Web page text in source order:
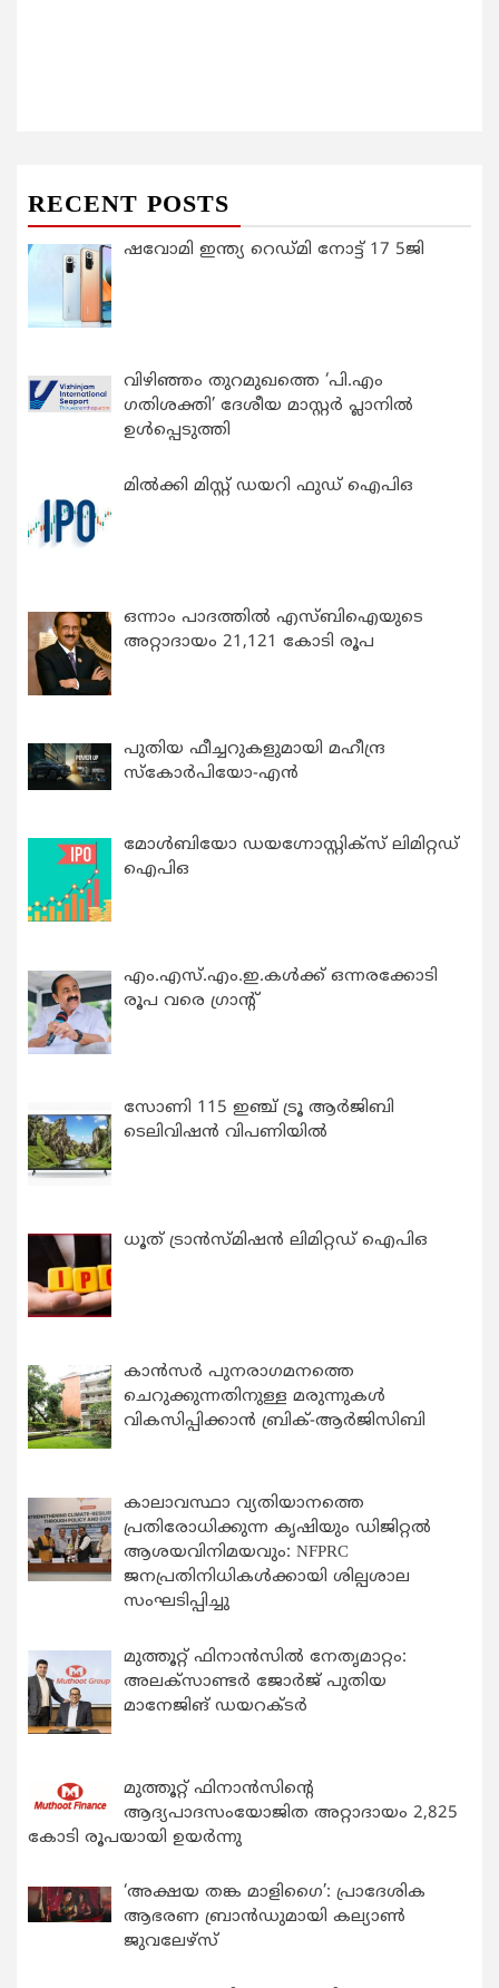
RECENT POSTS
ഷവോമി ഇന്ത്യ റെഡ്മി നോട്ട് 17 5ജി
വിഴിഞ്ഞം തുറമുഖത്തെ ‘പി.എം
ഗതിശക്തി’ ദേശീയ മാസ്റ്റർ പ്ലാനിൽ
ഉൾപ്പെടുത്തി
മിൽക്കി മിസ്റ്റ് ഡയറി ഫുഡ് ഐപിഒ
ഒന്നാം പാദത്തിൽ എസ്ബിഐയുടെ
അറ്റാദായം 21,121 കോടി രൂപ
പുതിയ ഫീച്ചറുകളുമായി മഹീന്ദ്ര
സ്കോർപിയോ-എൻ
മോൾബിയോ ഡയഗ്നോസ്റ്റിക്സ് ലിമിറ്റഡ്
ഐപിഒ
എം.എസ്.എം.ഇ.കൾക്ക് ഒന്നരക്കോടി
രൂപ വരെ ഗ്രാന്റ്
സോണി 115 ഇഞ്ച് ട്രൂ ആർജിബി
ടെലിവിഷൻ വിപണിയിൽ
ധൂത് ട്രാൻസ്മിഷൻ ലിമിറ്റഡ് ഐപിഒ
കാന്‍സര്‍ പുനരാഗമനത്തെ
ചെറുക്കുന്നതിനുള്ള മരുന്നുകള്‍
വികസിപ്പിക്കാന്‍ ബ്രിക്-ആര്‍ജിസിബി
കാലാവസ്ഥാ വ്യതിയാനത്തെ
പ്രതിരോധിക്കുന്ന കൃഷിയും ഡിജിറ്റൽ
ആശയവിനിമയവും: NFPRC
ജനപ്രതിനിധികൾക്കായി ശില്പശാല
സംഘടിപ്പിച്ചു
മുത്തൂറ്റ് ഫിനാൻസിൽ നേതൃമാറ്റം:
അലക്സാണ്ടർ ജോർജ് പുതിയ
മാനേജിങ് ഡയറക്ടർ
മുത്തൂറ്റ് ഫിനാൻസിന്റെ
ആദ്യപാദസംയോജിത അറ്റാദായം 2,825
കോടി രൂപയായി ഉയർന്നു
‘അക്ഷയ തങ്ക മാളിഗൈ’: പ്രാദേശിക
ആഭരണ ബ്രാന്‍ഡുമായി കല്യാണ്‍
ജുവലേഴ്‌സ്